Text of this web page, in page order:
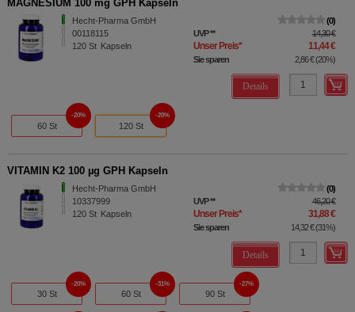
MAGNESIUM 100 mg GPH Kapseln
Hecht-Pharma GmbH
00118115
120 St Kapseln
0
UVP** 14,30 €
Unser Preis* 11,44 €
Sie sparen 2,86 €(20%)
Details
60 St
20%
120 St
20%
VITAMIN K2 100 µg GPH Kapseln
Hecht-Pharma GmbH
10337999
120 St Kapseln
0
UVP** 46,20 €
Unser Preis* 31,88 €
Sie sparen 14,32 €(31%)
Details
30 St
20%
60 St
31%
90 St
27%